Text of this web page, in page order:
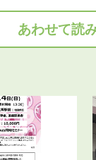
あわせて読